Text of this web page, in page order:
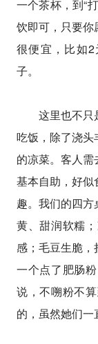
一个茶杯，到“
饮即可，只要
很便宜，比如
子。
这里也不只
吃饭，除了浇
的凉菜。客人
基本自助，好
趣。我们的四
黄、甜润软糯
感；毛豆生脆
一个点了肥肠
说，不嗍粉不
的，虽然她们一